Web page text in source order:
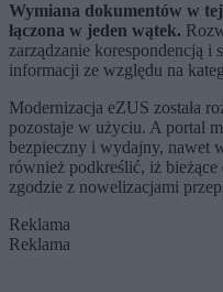
Wymiana dokumentów w
łączona w jeden wątek.
zarządzanie korespondencją
informacji ze względu na
Modernizacja eZUS została
pozostaje w użyciu. A portal
bezpieczny i wydajny, nawet
również podkreślić, iż
zgodzie z nowelizacjami
Reklama
Reklama